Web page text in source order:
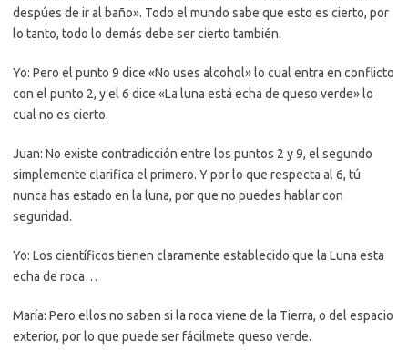
despúes de ir al baño». Todo el mundo sabe que esto es cierto, por
lo tanto, todo lo demás debe ser cierto también.
Yo: Pero el punto 9 dice «No uses alcohol» lo cual entra en conflicto
con el punto 2, y el 6 dice «La luna está echa de queso verde» lo
cual no es cierto.
Juan: No existe contradicción entre los puntos 2 y 9, el segundo
simplemente clarifica el primero. Y por lo que respecta al 6, tú
nunca has estado en la luna, por que no puedes hablar con
seguridad.
Yo: Los científicos tienen claramente establecido que la Luna esta
echa de roca…
María: Pero ellos no saben si la roca viene de la Tierra, o del espacio
exterior, por lo que puede ser fácilmete queso verde.